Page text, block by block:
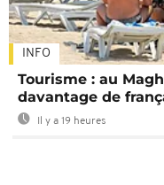
INFO
Tourisme : au
davantage de
Il y a 19 heures